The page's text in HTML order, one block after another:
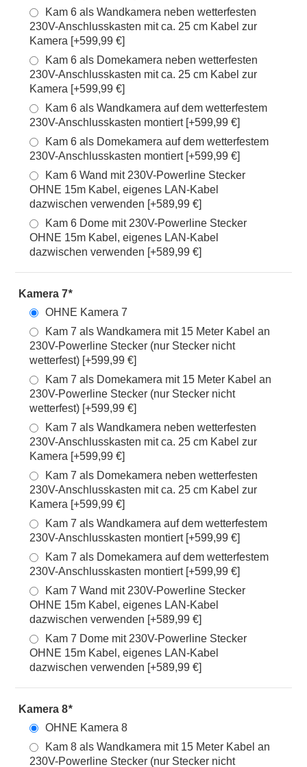
Kam 6 als Wandkamera neben wetterfesten
230V-Anschlusskasten mit ca. 25 cm Kabel zur
Kamera [+599,99 €]
Kam 6 als Domekamera neben wetterfesten
230V-Anschlusskasten mit ca. 25 cm Kabel zur
Kamera [+599,99 €]
Kam 6 als Wandkamera auf dem wetterfestem
230V-Anschlusskasten montiert [+599,99 €]
Kam 6 als Domekamera auf dem wetterfestem
230V-Anschlusskasten montiert [+599,99 €]
Kam 6 Wand mit 230V-Powerline Stecker
OHNE 15m Kabel, eigenes LAN-Kabel
dazwischen verwenden [+589,99 €]
Kam 6 Dome mit 230V-Powerline Stecker
OHNE 15m Kabel, eigenes LAN-Kabel
dazwischen verwenden [+589,99 €]
Kamera 7*
OHNE Kamera 7
Kam 7 als Wandkamera mit 15 Meter Kabel an
230V-Powerline Stecker (nur Stecker nicht
wetterfest) [+599,99 €]
Kam 7 als Domekamera mit 15 Meter Kabel an
230V-Powerline Stecker (nur Stecker nicht
wetterfest) [+599,99 €]
Kam 7 als Wandkamera neben wetterfesten
230V-Anschlusskasten mit ca. 25 cm Kabel zur
Kamera [+599,99 €]
Kam 7 als Domekamera neben wetterfesten
230V-Anschlusskasten mit ca. 25 cm Kabel zur
Kamera [+599,99 €]
Kam 7 als Wandkamera auf dem wetterfestem
230V-Anschlusskasten montiert [+599,99 €]
Kam 7 als Domekamera auf dem wetterfestem
230V-Anschlusskasten montiert [+599,99 €]
Kam 7 Wand mit 230V-Powerline Stecker
OHNE 15m Kabel, eigenes LAN-Kabel
dazwischen verwenden [+589,99 €]
Kam 7 Dome mit 230V-Powerline Stecker
OHNE 15m Kabel, eigenes LAN-Kabel
dazwischen verwenden [+589,99 €]
Kamera 8*
OHNE Kamera 8
Kam 8 als Wandkamera mit 15 Meter Kabel an
230V-Powerline Stecker (nur Stecker nicht